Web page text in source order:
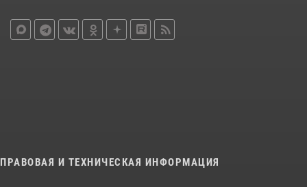
ПРАВОВАЯ И ТЕХНИЧЕСКАЯ ИНФОРМАЦИЯ